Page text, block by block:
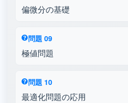
偏微分の基礎
問題 09
極値問題
問題 10
最適化問題の応用